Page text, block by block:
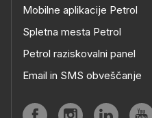
Mobilne aplikacije Petrol
Spletna mesta Petrol
Petrol raziskovalni panel
Email in SMS obveščanje